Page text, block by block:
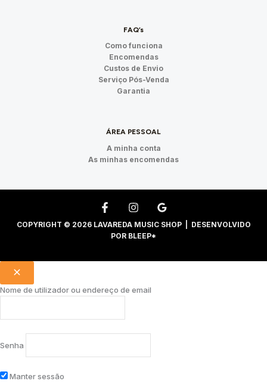
FAQ’s
Como funciona
Encomendas
Custos de Envio
Serviço Pós-Venda
Garantia
ÁREA PESSOAL
A minha conta
As minhas encomendas
COPYRIGHT © 2026 LAVAREDA MUSIC SHOP | DESENVOLVIDO
POR BLEEP*
Nome de utilizador ou endereço de email
Senha
Manter sessão